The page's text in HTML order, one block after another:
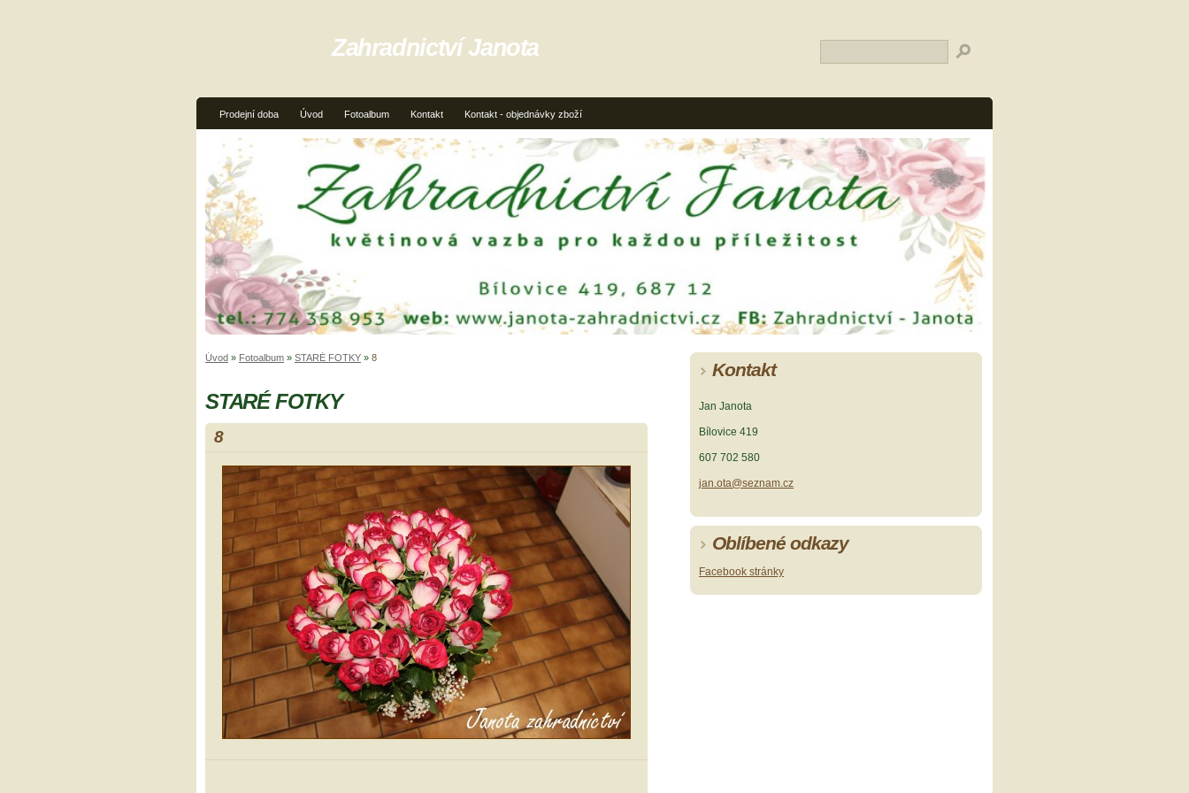
Prodejní doba Úvod Fotoalbum Kontakt Kontakt - objednávky zboží
Zahradnictví Janota
Úvod » Fotoalbum » STARÉ FOTKY » 8
STARÉ FOTKY
8
Kontakt
Jan Janota
Bílovice 419
607 702 580
jan.ota@seznam.cz
Oblíbené odkazy
Facebook stránky